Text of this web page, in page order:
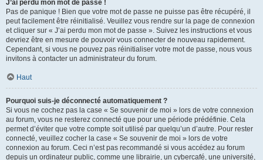
J’ai perdu mon mot de passe !
Pas de panique ! Bien que votre mot de passe ne puisse pas être récupéré, il
peut facilement être réinitialisé. Veuillez vous rendre sur la page de connexion
et cliquer sur « J’ai perdu mon mot de passe ». Suivez les instructions et vous
devriez être en mesure de pouvoir vous connecter de nouveau rapidement.
Cependant, si vous ne pouvez pas réinitialiser votre mot de passe, nous vous
invitons à contacter un administrateur du forum.
Haut
Pourquoi suis-je déconnecté automatiquement ?
Si vous ne cochez pas la case « Se souvenir de moi » lors de votre connexion
au forum, vous ne resterez connecté que pour une période prédéfinie. Cela
permet d’éviter que votre compte soit utilisé par quelqu’un d’autre. Pour rester
connecté, veuillez cocher la case « Se souvenir de moi » lors de votre
connexion au forum. Ceci n’est pas recommandé si vous accédez au forum
depuis un ordinateur public, comme une librairie, un cybercafé, une université,